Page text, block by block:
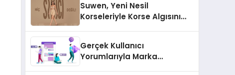
Suwen, Yeni Nesil
Korseleriyle Korse Algısını
Gerçek Kullanıcı
Yorumlarıyla Marka